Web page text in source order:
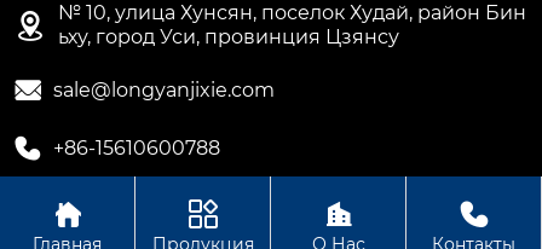

№ 10, улица Хунсян, поселок Худай, район Бин
ьху, город Уси, провинция Цзянсу
 sale@longyanjixie.com
 +86-15610600788

Главная

Продукция

О Нас

Контакты